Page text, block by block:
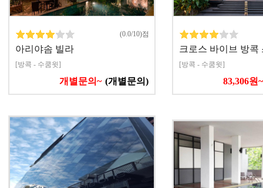
(0.0/10)점
아리야솜 빌라
[방콕 - 수쿰윗]
개별문의~ (개별문의)
크로스 바이브 방콕
[방콕 - 수쿰윗]
83,306원~